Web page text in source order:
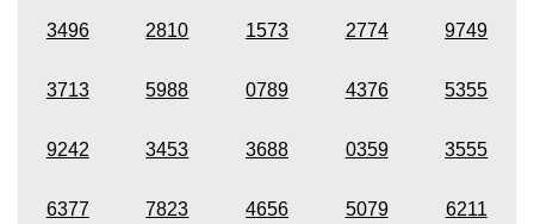
3496 2810 1573 2774 9749
3713 5988 0789 4376 5355
9242 3453 3688 0359 3555
6377 7823 4656 5079 6211